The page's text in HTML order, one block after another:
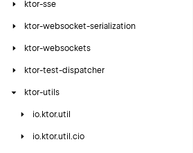
ktor-sse
ktor-websocket-serialization
ktor-websockets
ktor-test-dispatcher
ktor-utils
io. ktor.util
io. ktor.util.cio